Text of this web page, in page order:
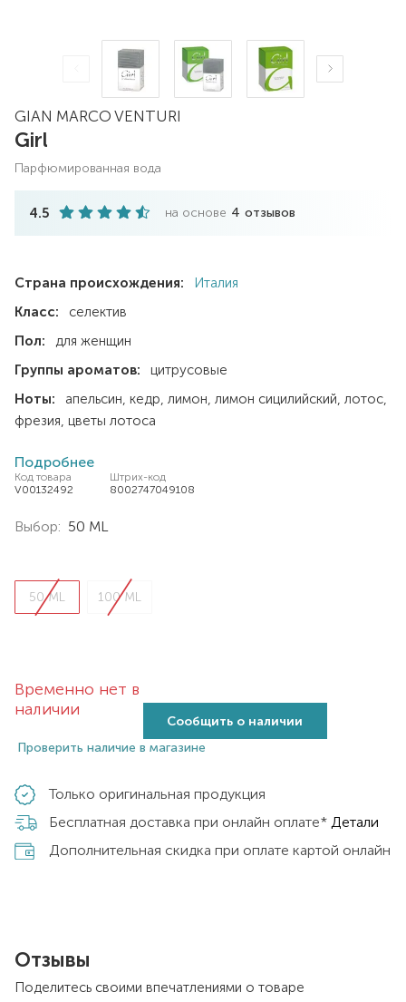
GIAN MARCO VENTURI
Girl
парфюмированная вода
4.5 на основе 4 отзывов
Страна происхождения:
Италия
Класс:
селектив
Пол:
для женщин
Группы ароматов:
цитрусовые
Ноты:
апельсин кедр лимон лимон сицилийский лотос
фрезия цветы лотоса
Подробнее
Код товара
V00132492
Штрих-код
8002747049108
Выбор: 50 ML
50 ML 100 ML
Временно нет в
наличии
Сообщить о наличии
Проверить наличие в магазине
Только оригинальная продукция
Бесплатная доставка при онлайн оплате* Детали
Дополнительная скидка при оплате картой онлайн
Отзывы
Поделитесь своими впечатлениями о товаре